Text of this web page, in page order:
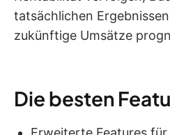
tatsächlichen
zukünftige Umsätze
Die besten